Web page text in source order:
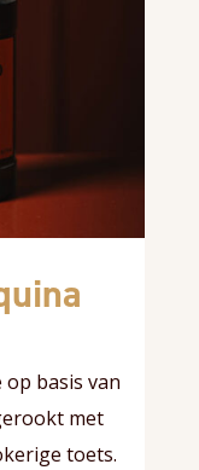
basis van
met
toets.